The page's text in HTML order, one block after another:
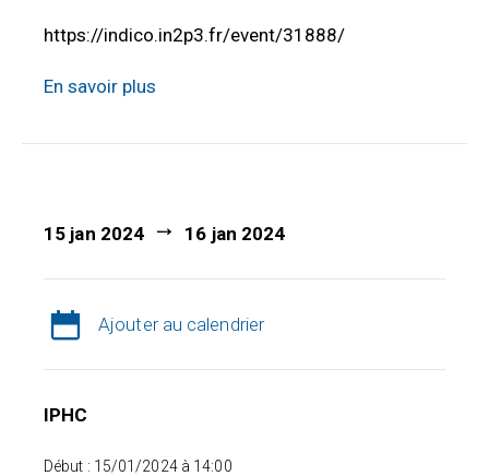
https://indico.in2p3.fr/event/31888/
En savoir plus
15 jan 2024 16 jan 2024
Ajouter au calendrier
IPHC
Début : 15/01/2024 à 14:00